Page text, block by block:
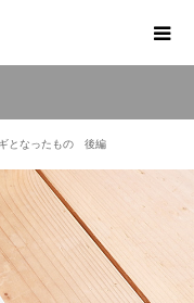
となったもの 後編